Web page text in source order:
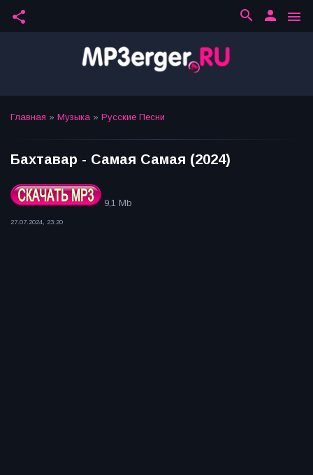
share menu
person
search
Главная » Музыка » Русские Песни
Бахтавар - Самая Самая (2024)
9,1 Mb
27.07.2024, 23:20